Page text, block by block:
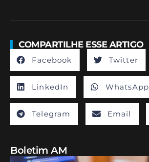
COMPARTILHE ESSE ARTIGO
Facebook Twitter
LinkedIn WhatsApp
Telegram Email
Boletim AM